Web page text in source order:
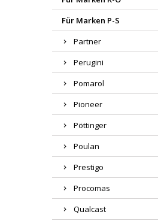
Für Marken P-S
Partner
Perugini
Pomarol
Pioneer
Pöttinger
Poulan
Prestigo
Procomas
Qualcast